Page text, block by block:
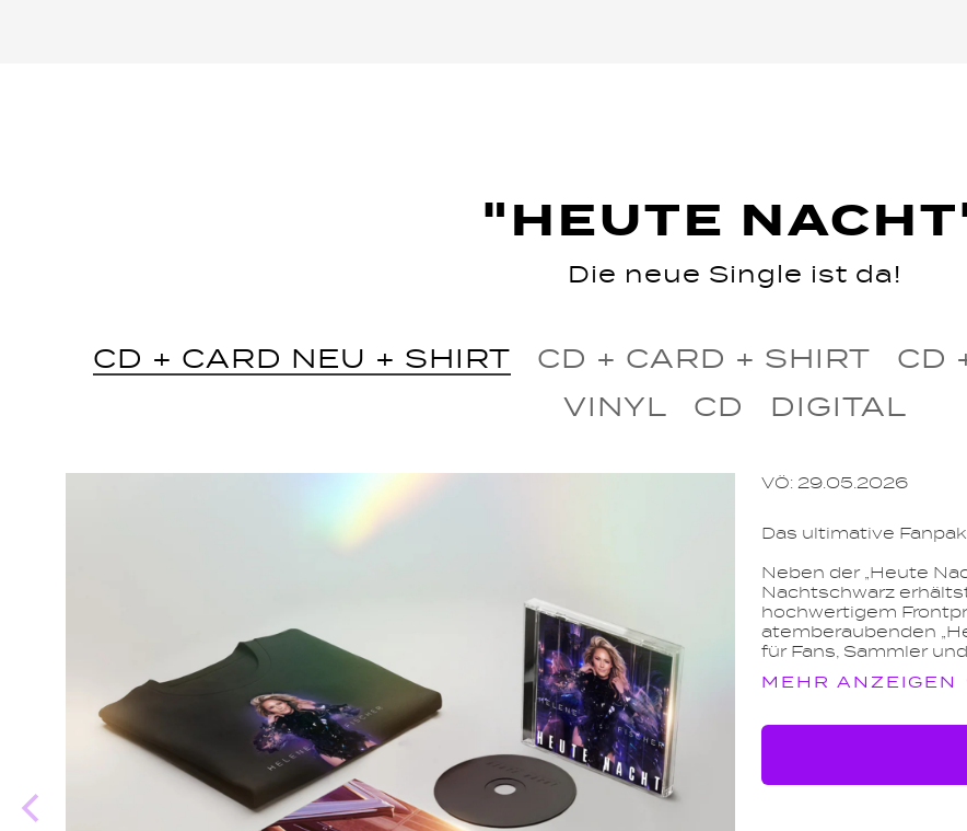
"HEUTE
Die neue Single ist da!
CD + CARD NEU + SHIRT CD + CARD + SHIRT CD
VINYL
CD DIGITAL
VÖ: 29.05.2026
Das ultimative
Neben der „Heute
Nachtschwarz
hochwertigem
atemberaubenden
für Fans, Sammler
MEHR ANZEIGEN